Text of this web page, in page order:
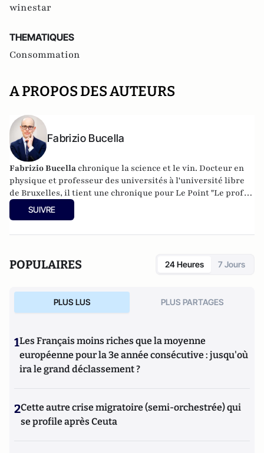
winestar
THEMATIQUES
Consommation
A PROPOS DES AUTEURS
Fabrizio Bucella
Fabrizio Bucella chronique la science et le vin. Docteur en
physique et professeur des universités à l'université libre
de Bruxelles, il tient une chronique pour Le Point "Le prof
en liberté". Chaque semaine, on le retrouve dans le poste de
radio et télévision belge de service public (RTBF). Sur les
SUIVRE
POPULAIRES 24 Heures 7 Jours
PLUS LUS PLUS PARTAGES
1Les Français moins riches que la moyenne
européenne pour la 3e année consécutive : jusqu'où
ira le grand déclassement ?
2Cette autre crise migratoire (semi-orchestrée) qui
se profile après Ceuta